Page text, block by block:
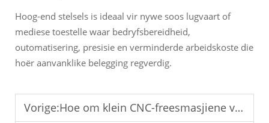
Hoog-end stelsels is ideaal vir nywe soos lugvaart of
mediese toestelle waar bedryfsbereidheid,
outomatisering, presisie en verminderde arbeidskoste die
hoër aanvanklike belegging regverdig.
Vorige:Hoe om klein CNC-freesmasjiene vir werkswinkelgebruik te kies